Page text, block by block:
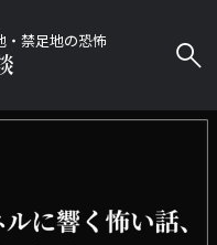
・禁足地の恐怖